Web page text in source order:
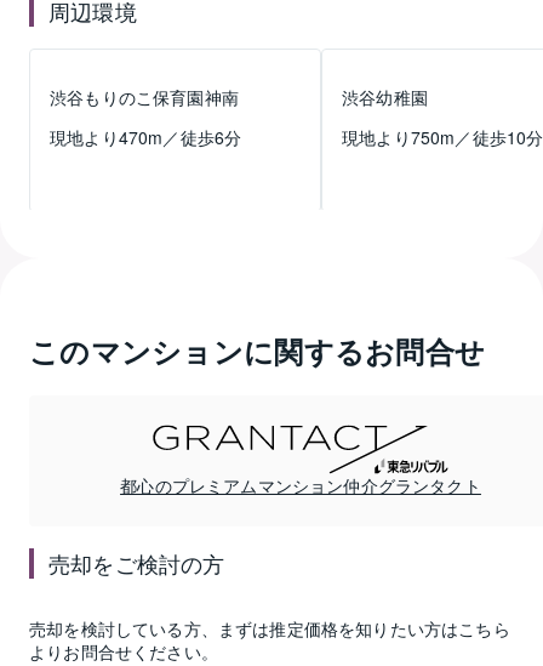
周辺環境
渋谷もりのこ保育園神南
現地より470m／徒歩6分
渋谷幼稚園
現地より750m／徒歩10分
このマンションに関するお問合せ
都心のプレミアムマンション仲介グランタクト
売却をご検討の方
売却を検討している方、まずは推定価格を知りたい方はこちら
よりお問合せください。